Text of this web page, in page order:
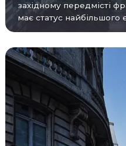
західному передмісті
має статус найбільшого